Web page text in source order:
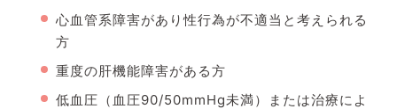
心血管系障害があり性行為が不適当と考えられる
方
重度の肝機能障害がある方
低血圧（血圧90/50mmHg未満）または治療によ